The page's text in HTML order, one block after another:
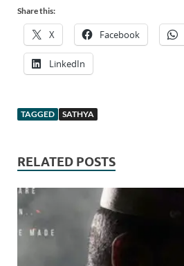
Share this:
X Facebook
LinkedIn
TAGGED SATHYA
RELATED POSTS